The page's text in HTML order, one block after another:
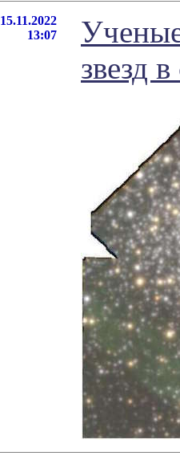
15.11.2022
13:07
звезд